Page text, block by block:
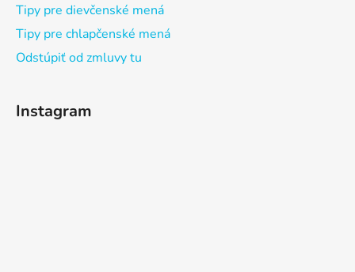
Tipy pre dievčenské mená
Tipy pre chlapčenské mená
Odstúpiť od zmluvy tu
Instagram